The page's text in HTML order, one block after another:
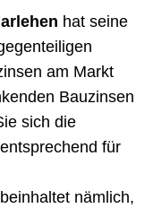
hat seine
am Markt
Bauzinsen
sich die
für
nämlich,